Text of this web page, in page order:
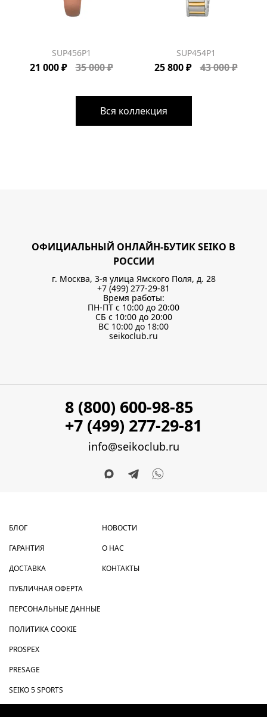
SUP456P1
21 000 ₽ 35 000 ₽
SUP454P1
25 800 ₽ 43 000 ₽
Вся коллекция
ОФИЦИАЛЬНЫЙ ОНЛАЙН-БУТИК SEIKO В
РОССИИ
г. Москва, 3-я улица Ямского Поля, д. 28
+7 (499) 277-29-81
Время работы:
ПН-ПТ с 10:00 до 20:00
СБ с 10:00 до 20:00
ВС 10:00 до 18:00
seikoclub.ru
8 (800) 600-98-85
+7 (499) 277-29-81
info@seikoclub.ru
БЛОГ
ГАРАНТИЯ
ДОСТАВКА
НОВОСТИ
О НАС
КОНТАКТЫ
ПУБЛИЧНАЯ ОФЕРТА
ПЕРСОНАЛЬНЫЕ ДАННЫЕ
ПОЛИТИКА COOKIE
PROSPEX
PRESAGE
SEIKO 5 SPORTS